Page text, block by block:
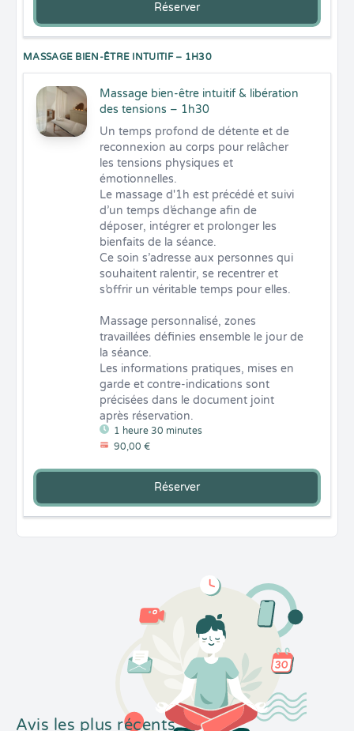
Réserver
MASSAGE BIEN-ÊTRE INTUITIF – 1H30
Massage bien-être intuitif & libération
des tensions – 1h30
1 heure 30 minutes
90,00 €
Un temps profond de détente et de
reconnexion au corps pour relâcher
les tensions physiques et
émotionnelles.
Le massage d'1h est précédé et suivi
d’un temps d’échange afin de
déposer, intégrer et prolonger les
bienfaits de la séance.
Ce soin s’adresse aux personnes qui
souhaitent ralentir, se recentrer et
s’offrir un véritable temps pour elles.
Massage personnalisé, zones
travaillées définies ensemble le jour de
la séance.
Les informations pratiques, mises en
garde et contre-indications sont
précisées dans le document joint
après réservation.
Réserver
Avis les plus récents